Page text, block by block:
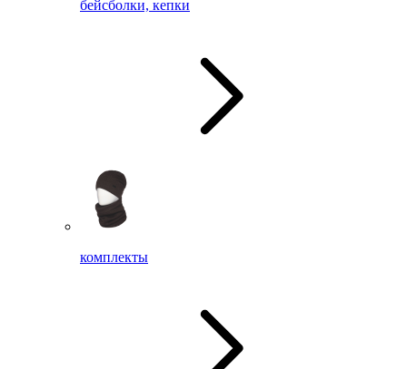
бейсболки, кепки
комплекты